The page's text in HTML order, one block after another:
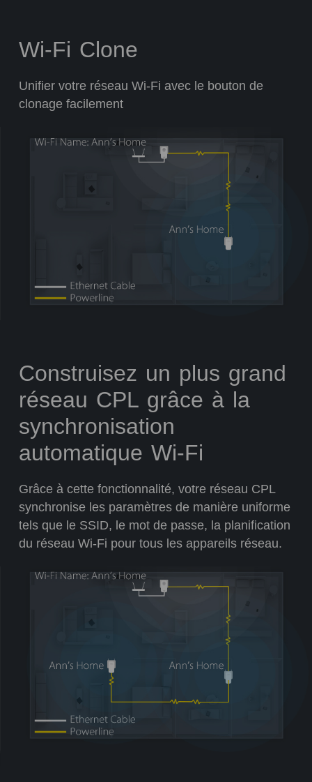
Wi-Fi Clone
Unifier votre réseau Wi-Fi avec le bouton de
clonage facilement
Construisez un plus grand
réseau CPL grâce à la
synchronisation
automatique Wi-Fi
Grâce à cette fonctionnalité, votre réseau CPL
synchronise les paramètres de manière uniforme
tels que le SSID, le mot de passe, la planification
du réseau Wi-Fi pour tous les appareils réseau.